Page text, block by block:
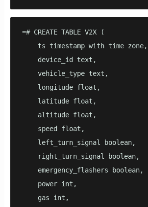
=# CREATE TABLE V2X (
    ts timestamp with time zone,
    device_id text,
    vehicle_type text,
    longitude float,
    latitude float,
    altitude float,
    speed float,
    left_turn_signal boolean,
    right_turn_signal boolean,
    emergency_flashers boolean,
    power int,
    gas int,